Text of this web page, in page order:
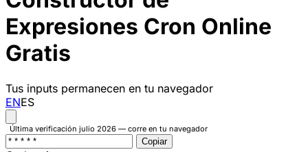
Expresiones Cron Online
Gratis
Tus inputs permanecen en tu navegador
ENES
Última verificación julio 2026 — corre en tu navegador
Copiar